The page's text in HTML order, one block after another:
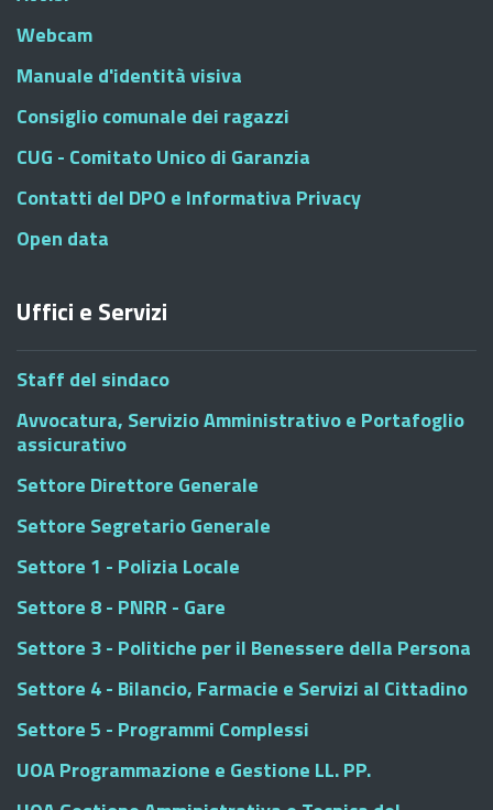
Webcam
Manuale d'identità visiva
Consiglio comunale dei ragazzi
CUG - Comitato Unico di Garanzia
Contatti del DPO e Informativa Privacy
Open data
Uffici e Servizi
Staff del sindaco
Avvocatura, Servizio Amministrativo e Portafoglio
assicurativo
Settore Direttore Generale
Settore Segretario Generale
Settore 1 - Polizia Locale
Settore 8 - PNRR - Gare
Settore 3 - Politiche per il Benessere della Persona
Settore 4 - Bilancio, Farmacie e Servizi al Cittadino
Settore 5 - Programmi Complessi
UOA Programmazione e Gestione LL. PP.